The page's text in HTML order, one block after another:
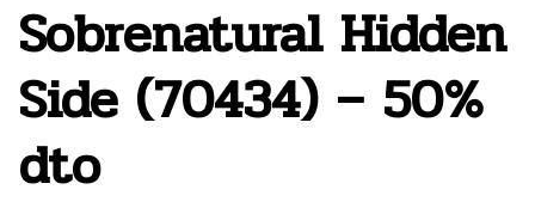
Sobrenatural Hidden
Side (70434) – 50%
dto